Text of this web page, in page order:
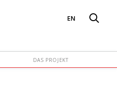
EN
DAS PROJEKT